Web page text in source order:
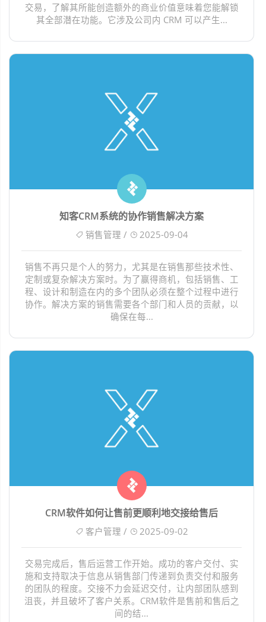
交易，了解其所能创造额外的商业价值意味着您能解锁
其全部潜在功能。它涉及公司内 CRM 可以产生...
知客CRM系统的协作销售解决方案
销售管理 / 2025-09-04
销售不再只是个人的努力，尤其是在销售那些技术性、
定制或复杂解决方案时。为了赢得商机，包括销售、工
程、设计和制造在内的多个团队必须在整个过程中进行
协作。解决方案的销售需要各个部门和人员的贡献，以
确保在每...
CRM软件如何让售前更顺利地交接给售后
客户管理 / 2025-09-02
交易完成后，售后运营工作开始。成功的客户交付、实
施和支持取决于信息从销售部门传递到负责交付和服务
的团队的程度。交接不力会延迟交付，让内部团队感到
沮丧，并且破坏了客户关系。CRM软件是售前和售后之
间的结...